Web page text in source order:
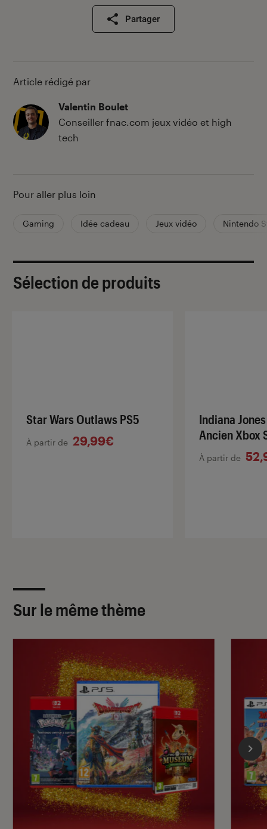
Partager
Article rédigé par
Valentin Boulet
Conseiller fnac.com jeux vidéo et high
tech
Pour aller plus loin
Gaming Idée cadeau Jeux vidéo Nintendo
Sélection de produits
Star Wars Outlaws PS5
À partir de 29,99€
Indiana
Ancien Xbox
À partir de
Sur le même thème